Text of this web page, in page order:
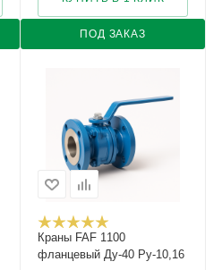
ПОД ЗАКАЗ
Краны FAF 1100
фланцевый Ду-40 Ру-10,16